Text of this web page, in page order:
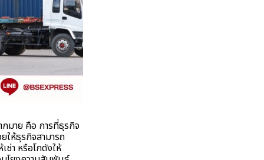
มาย คือ การที่ธุรกิจ
ให้ธุรกิจสามารถ
า หรือโกดังให้